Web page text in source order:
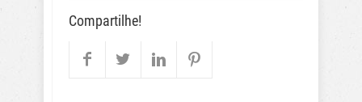
Compartilhe!